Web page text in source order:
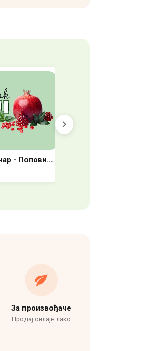
Сок дивљи нар - Поповић Требиње
За произвођаче
Продај онлајн лако